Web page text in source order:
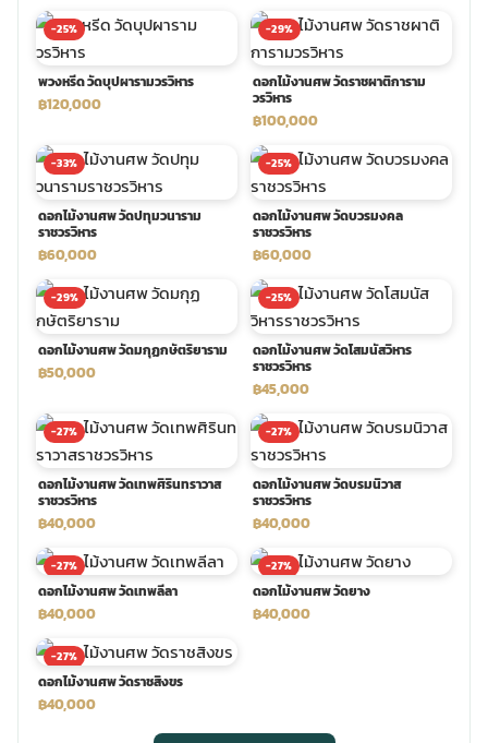
ดอกไม้งานศพ ส่งฟรี
ดอกไม้งานศพ ออนไลน์
พวงดอกไม้งานศพ
tpdecorate ปูพื้น
พวงหรีด ส่งด่วน วันนี้
-25%
พวงหรีด วัดบุปผารามวรวิหาร
฿120,000
-29%
ดอกไม้งานศพ วัดราชผาติการาม
วรวิหาร
฿100,000
-33%
ดอกไม้งานศพ วัดปทุมวนาราม
ราชวรวิหาร
฿60,000
-25%
ดอกไม้งานศพ วัดบวรมงคล
ราชวรวิหาร
฿60,000
-29%
ดอกไม้งานศพ วัดมกุฏกษัตริยาราม
฿50,000
-25%
ดอกไม้งานศพ วัดโสมนัสวิหาร
ราชวรวิหาร
฿45,000
-27%
ดอกไม้งานศพ วัดเทพศิรินทราวาส
ราชวรวิหาร
฿40,000
-27%
ดอกไม้งานศพ วัดบรมนิวาส
ราชวรวิหาร
฿40,000
-27%
ดอกไม้งานศพ วัดเทพลีลา
฿40,000
-27%
ดอกไม้งานศพ วัดยาง
฿40,000
-27%
ดอกไม้งานศพ วัดราชสิงขร
฿40,000